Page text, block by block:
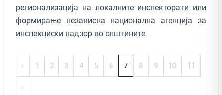
регионализација на локалните инспекторати или
формирање независна национална агенција за
инспекциски надзор во општините
‹ 1 2 3 4 5 6 7 8 9 10 11
›